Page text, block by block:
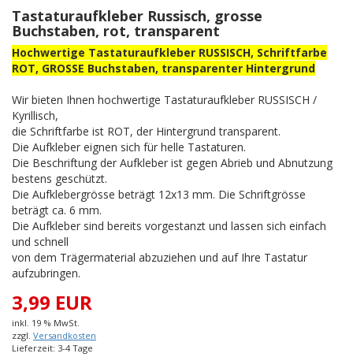
Tastaturaufkleber Russisch, grosse
Buchstaben, rot, transparent
Hochwertige Tastaturaufkleber RUSSISCH, Schriftfarbe
ROT, GROSSE Buchstaben, transparenter Hintergrund
Wir bieten Ihnen hochwertige Tastaturaufkleber RUSSISCH /
Kyrillisch,
die Schriftfarbe ist ROT, der Hintergrund transparent.
Die Aufkleber eignen sich für helle Tastaturen.
Die Beschriftung der Aufkleber ist gegen Abrieb und Abnutzung
bestens geschützt.
Die Aufklebergrösse beträgt 12x13 mm. Die Schriftgrösse
beträgt ca. 6 mm.
Die Aufkleber sind bereits vorgestanzt und lassen sich einfach
und schnell
von dem Trägermaterial abzuziehen und auf Ihre Tastatur
aufzubringen.
3,99 EUR
inkl. 19 % MwSt.
zzgl. Versandkosten
Lieferzeit: 3-4 Tage